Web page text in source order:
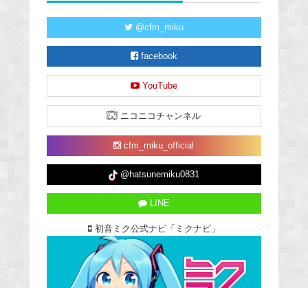
@cfm_miku
facebook
YouTube
ニコニコチャンネル
cfm_miku_official
@hatsunemiku0831
LINE
初音ミク公式ナビ「ミクナビ」